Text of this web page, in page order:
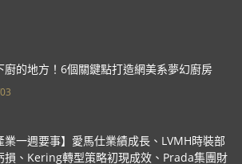
廚的地方！6個關鍵點打造網美系夢幻廚房
業一週要事】愛馬仕業績成長、LVMH時裝部
損、Kering轉型策略初現成效、Prada集團財